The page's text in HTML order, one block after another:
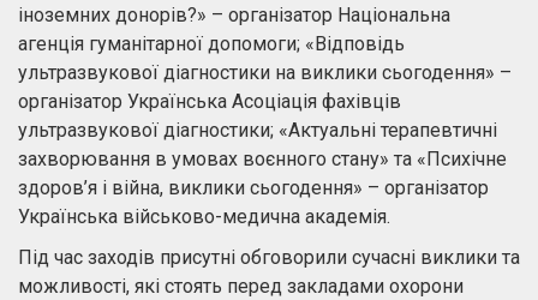
іноземних донорів?» – організатор Національна
агенція гуманітарної допомоги; «Відповідь
ультразвукової діагностики на виклики сьогодення» –
організатор Українська Асоціація фахівців
ультразвукової діагностики; «Актуальні терапевтичні
захворювання в умовах воєнного стану» та «Психічне
здоров’я і війна, виклики сьогодення» – організатор
Українська військово-медична академія.
Під час заходів присутні обговорили сучасні виклики та
можливості, які стоять перед закладами охорони